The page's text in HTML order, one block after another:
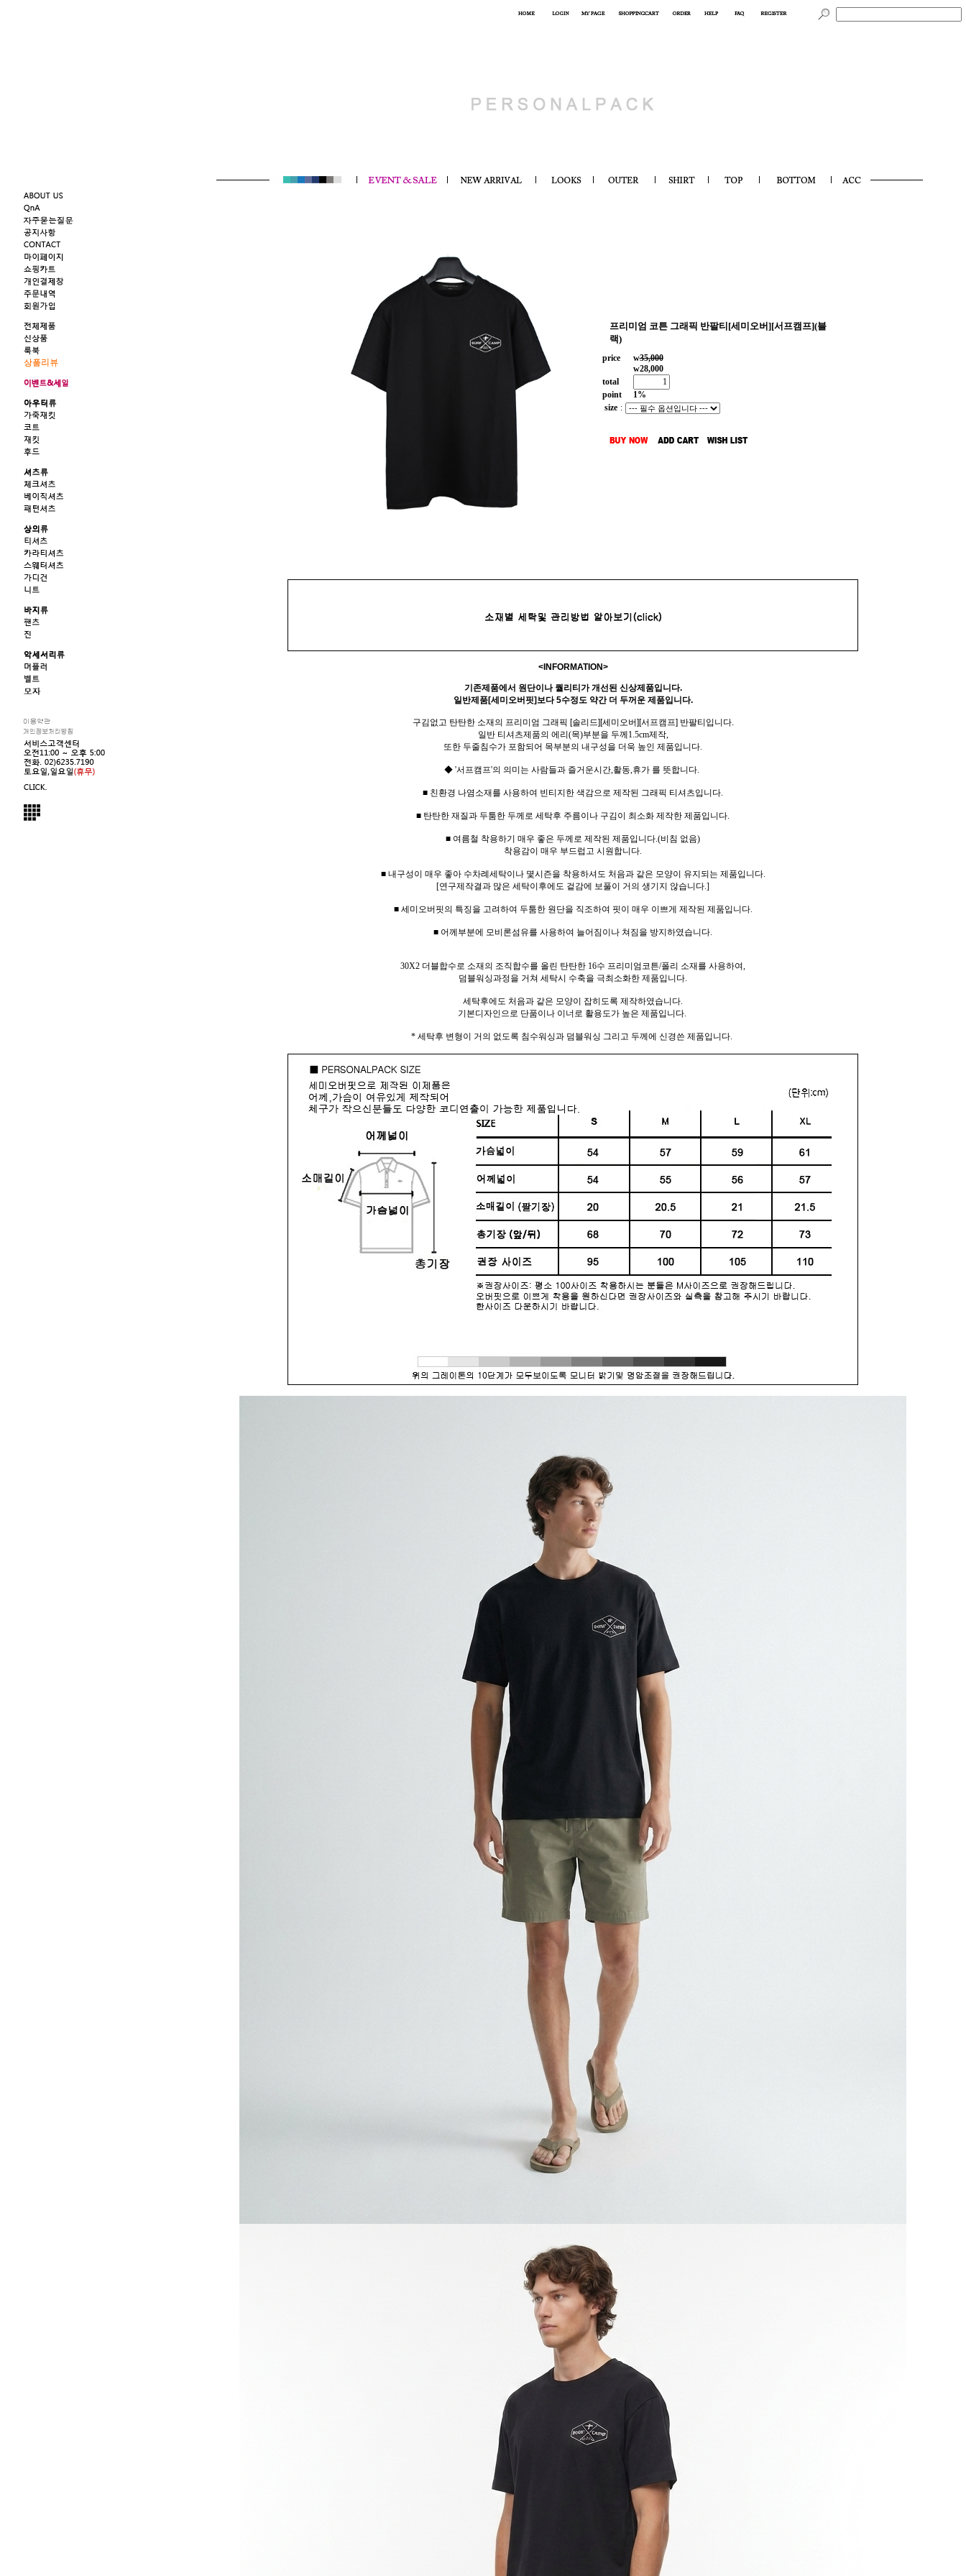
프리미엄 코튼 그래픽 반팔티[세미오버][서프캠프](블
랙)
price w35,000
w28,000
total
point
1%
size :
<INFORMATION>
기존제품에서 원단이나 퀄리티가 개선된 신상제품입니다.
일반제품[세미오버핏]보다 5수정도 약간 더 두꺼운 제품입니다.
구김없고 탄탄한 소재의 프리미엄 그래픽 [솔리드][세미오버][서프캠프] 반팔티입니다.
일반 티셔츠제품의 에리(목)부분을 두께1.5cm제작,
또한 두줄침수가 포함되어 목부분의 내구성을 더욱 높인 제품입니다.
◆ '서프캠프'의 의미는 사람들과 즐거운시간,활동,휴가 를 뜻합니다.
■ 친환경 나염소재를 사용하여 빈티지한 색감으로 제작된 그래픽 티셔츠입니다.
■ 탄탄한 재질과 두툼한 두께로 세탁후 주름이나 구김이 최소화 제작한 제품입니다.
■ 여름철 착용하기 매우 좋은 두께로 제작된 제품입니다.(비침 없음)
착용감이 매우 부드럽고 시원합니다.
■ 내구성이 매우 좋아 수차례세탁이나 몇시즌을 착용하셔도 처음과 같은 모양이 유지되는 제품입니다.
[연구제작결과 많은 세탁이후에도 겉감에 보풀이 거의 생기지 않습니다.]
■ 세미오버핏의 특징을 고려하여 두툼한 원단을 직조하여 핏이 매우 이쁘게 제작된 제품입니다.
■ 어께부분에 모비론섬유를 사용하여 늘어짐이나 쳐짐을 방지하였습니다.
30X2 더블합수로 소재의 조직합수를 올린 탄탄한 16수 프리미엄코튼/폴리 소재를 사용하여,
덤블워싱과정을 거쳐 세탁시 수축을 극최소화한 제품입니다.
세탁후에도 처음과 같은 모양이 잡히도록 제작하였습니다.
기본디자인으로 단품이나 이너로 활용도가 높은 제품입니다.
* 세탁후 변형이 거의 없도록 침수워싱과 덤블워싱 그리고 두께에 신경쓴 제품입니다.